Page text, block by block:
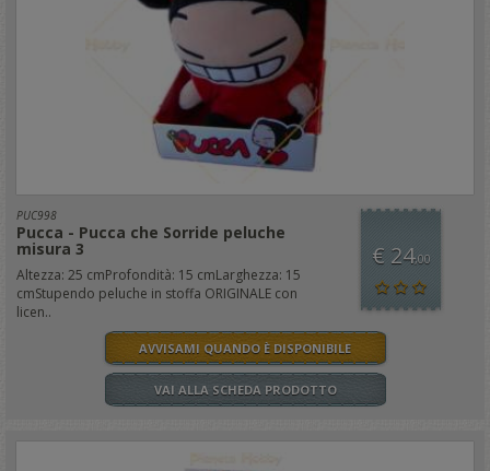
PUC998
Pucca - Pucca che Sorride peluche
misura 3
Altezza: 25 cmProfondità: 15 cmLarghezza: 15
cmStupendo peluche in stoffa ORIGINALE con
licen..
€ 24,00
AVVISAMI QUANDO È DISPONIBILE
VAI ALLA SCHEDA PRODOTTO